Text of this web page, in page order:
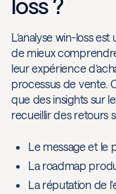
loss ?
L’analyse win-loss
de mieux
leur expérience
processus de vente.
que des insights sur
recueillir des retours
Le message et le
La roadmap
La réputation de